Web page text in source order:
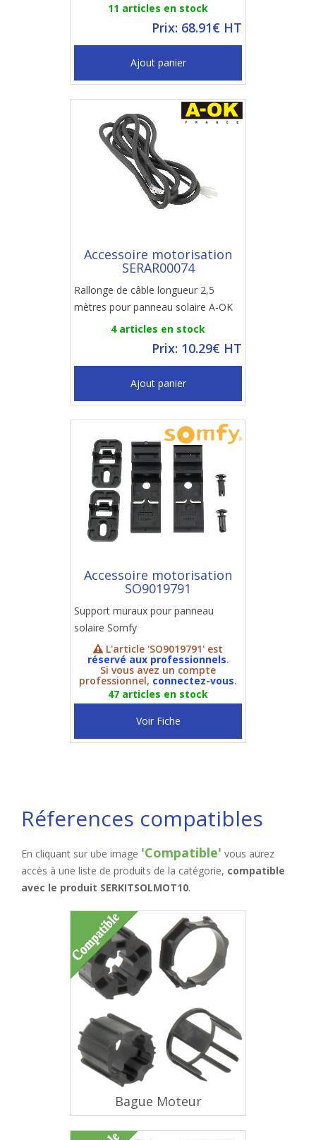
11 articles en stock
Prix: 68.91€ HT
Ajout panier
Accessoire motorisation
SERAR00074
Rallonge de câble longueur 2,5
mètres pour panneau solaire A-OK
4 articles en stock
Prix: 10.29€ HT
Ajout panier
Accessoire motorisation
SO9019791
Support muraux pour panneau
solaire Somfy
L'article 'SO9019791' est
réservé aux professionnels.
Si vous avez un compte
professionnel, connectez-vous.
47 articles en stock
Voir Fiche
Réferences compatibles
En cliquant sur ube image 'Compatible' vous aurez
accès à une liste de produits de la catégorie, compatible
avec le produit SERKITSOLMOT10.
Bague Moteur